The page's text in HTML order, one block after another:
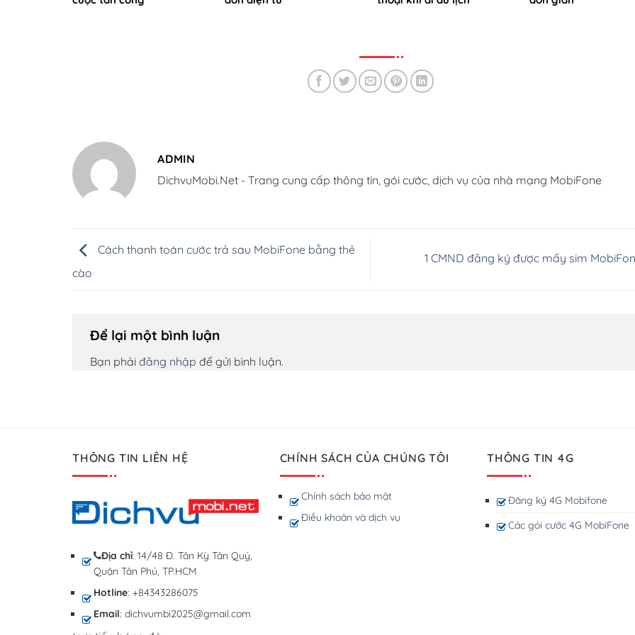
ADMIN
DichvuMobi.Net - Trang cung cấp thông tin, gói cước, dịch vụ của nhà mạng MobiFone
Cách thanh toán cước trả sau MobiFone bằng thẻ
cào
1 CMND đăng ký được mấy sim
Để lại một bình luận
Bạn phải đăng nhập để gửi bình luận.
THÔNG TIN LIÊN HỆ
Địa chỉ: 14/48 Đ. Tân Kỳ Tân Quý,
Quận Tân Phú, TP.HCM
Hotline: +84343286075
Email: dichvumbi2025@gmail.com
CHÍNH SÁCH CỦA CHÚNG TÔI
Chính sách bảo mật
Điều khoản và dịch vụ
THÔNG TIN 4G
Đăng ký 4G Mobifone
Các gói cước 4G MobiFone